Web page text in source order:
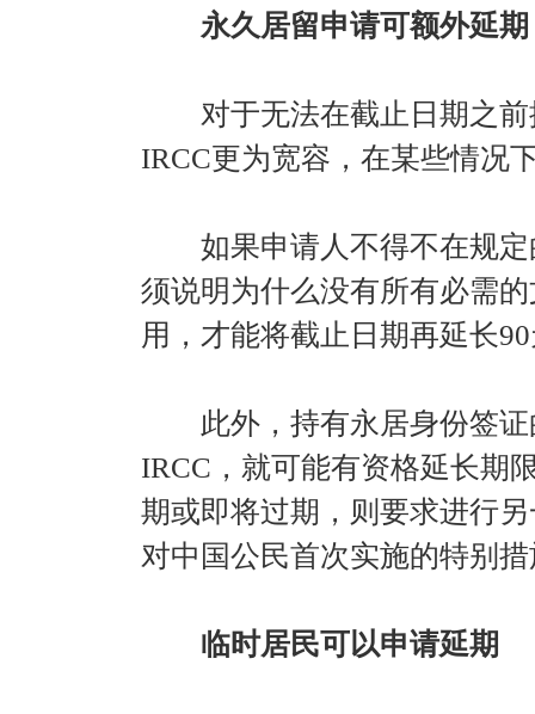
永久居留申请可额外延期
对于无法在截止日期之前
IRCC更为宽容，在某些情况
如果申请人不得不在规定
须说明为什么没有所有必需
用，才能将截止日期再延长
此外，持有永居身份签证
IRCC，就可能有资格延长期
期或即将过期，则要求进行
对中国公民首次实施的特别
临时居民可以申请延期